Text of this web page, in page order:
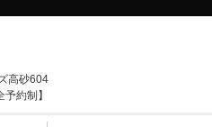
高砂604
約制】